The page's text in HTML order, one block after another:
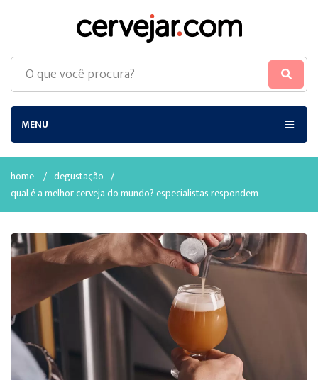
MENU
home / degustação /
qual é a melhor cerveja do mundo? especialistas respondem